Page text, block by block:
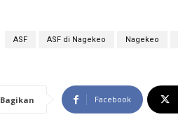
ASF ASF di Nagekeo Nagekeo
Bagikan Facebook